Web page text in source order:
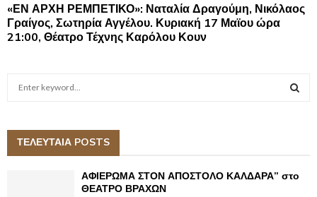
«ΕΝ ΑΡΧΗ ΡΕΜΠΕΤΙΚΟ»: Ναταλία Δραγούμη, Νικόλαος
Γραίγος, Σωτηρία Αγγέλου. Κυριακή 17 Μαϊου ώρα
21:00, Θέατρο Τέχνης Καρόλου Κουν
h
A
ΤΕΛΕΥΤΑΙΑ POSTS
ΑΦΙΕΡΩΜΑ ΣΤΟΝ ΑΠΟΣΤΟΛΟ ΚΑΛΔΑΡΑ” στο
ΘΕΑΤΡΟ ΒΡΑΧΩΝ